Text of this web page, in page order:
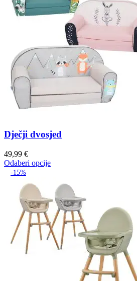
Dječji dvosjed
49,99 €
Odaberi opcije
-15%